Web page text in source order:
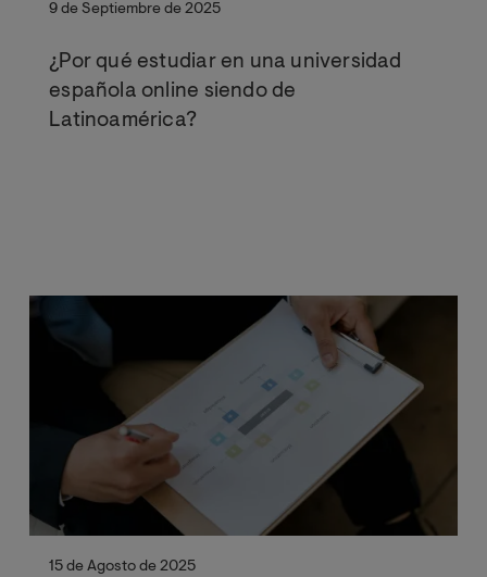
9 de Septiembre de 2025
¿Por qué estudiar en una universidad
española online siendo de
Latinoamérica?
15 de Agosto de 2025